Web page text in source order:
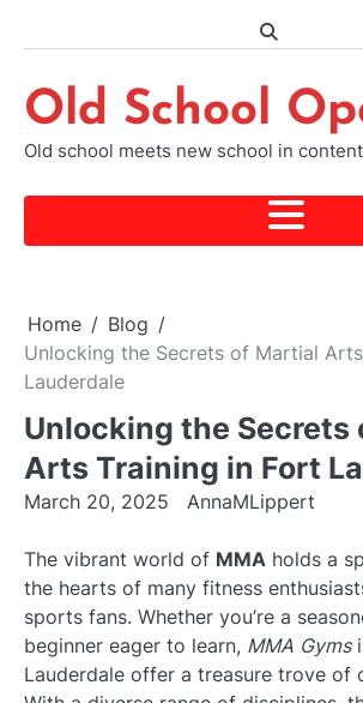
Old School
Old school meets new school in
Home
Blog
Unlocking the Secrets of Martial
Lauderdale
Unlocking the Secrets
Arts Training in Fort
March 20, 2025 AnnaMLippert
The vibrant world of MMA holds a
the hearts of many fitness
sports fans. Whether you’re a
beginner eager to learn, MMA Gyms
Lauderdale offer a treasure trove of